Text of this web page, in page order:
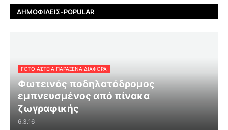
ΔΗΜΟΦΙΛΕΊΣ-POPULAR
FOTO ΑΣΤΕΙΑ ΠΑΡΑΞΕΝΑ ΔΙΑΦΟΡΑ
Φωτεινός ποδηλατόδρομος
εμπνευσμένος από πίνακα
ζωγραφικής
6.3.16